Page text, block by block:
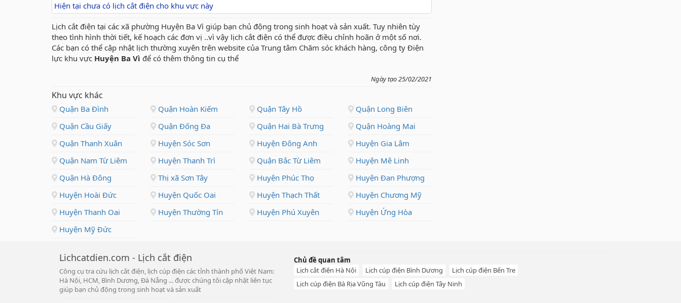
Hiện tại chưa có lịch cắt điện cho khu vực này
Lịch cắt điện tại các xã phường Huyện Ba Vì giúp bạn chủ động trong sinh hoạt và sản xuất. Tuy nhiên tùy
theo tình hình thời tiết, kế hoạch các đơn vị ..vì vậy lịch cắt điện có thể được điều chỉnh hoãn ở một số nơi.
Các bạn có thể cập nhật lịch thường xuyên trên website của Trung tâm Chăm sóc khách hàng, công ty Điện
lực khu vực Huyện Ba Vì để có thêm thông tin cụ thể
Ngày tạo 25/02/2021
Khu vực khác
Quận Ba Đình Quận Hoàn Kiếm Quận Tây Hồ
Quận Long Biên
Quận Cầu Giấy
Quận Đống Đa Quận Hai Bà Trưng
Quận Hoàng Mai
Quận Thanh Xuân
Huyện Sóc Sơn Huyện Đông Anh
Huyện Gia Lâm
Quận Nam Từ Liêm
Huyện Thanh Trì Quận Bắc Từ Liêm
Huyện Mê Linh
Quận Hà Đông
Thị xã Sơn Tây Huyện Phúc Thọ
Huyện Đan Phượng
Huyện Hoài Đức
Huyện Quốc Oai Huyện Thạch Thất
Huyện Chương Mỹ
Huyện Thanh Oai
Huyện Thường Tín Huyện Phú Xuyên
Huyện Ứng Hòa
Huyện Mỹ Đức
Lichcatdien.com - Lịch cắt điện
Công cụ tra cứu lịch cắt điện, lịch cúp điện các tỉnh thành phố Việt Nam:
Hà Nội, HCM, Bình Dương, Đà Nẵng ... được chúng tôi cập nhật liên tục
giúp bạn chủ động trong sinh hoạt và sản xuất
Chủ đề quan tâm
Lịch cắt điện Hà Nội
Lịch cúp điện Bình Dương
Lịch cúp điện Bến Tre
Lịch cúp điện Bà Rịa Vũng Tàu
Lịch cúp điện Tây Ninh